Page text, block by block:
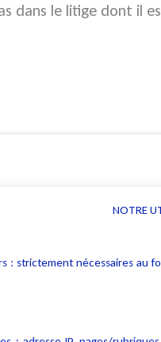
dans le litige dont il
NOTRE
: strictement nécessaires